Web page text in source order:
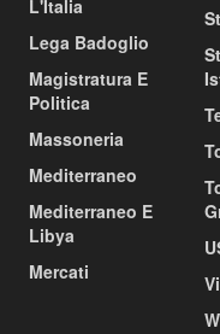
L'Italia
Lega Badoglio
Magistratura E
Politica
Massoneria
Mediterraneo
Mediterraneo E
Libya
Mercati